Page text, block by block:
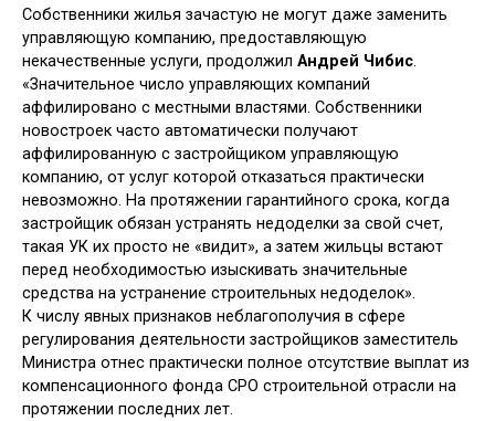
Собственники жилья зачастую не могут даже заменить
управляющую компанию, предоставляющую
некачественные услуги, продолжил Андрей Чибис.
«Значительное число управляющих компаний
аффилировано с местными властями. Собственники
новостроек часто автоматически получают
аффилированную с застройщиком управляющую
компанию, от услуг которой отказаться практически
невозможно. На протяжении гарантийного срока, когда
застройщик обязан устранять недоделки за свой счет,
такая УК их просто не «видит», а затем жильцы встают
перед необходимостью изыскивать значительные
средства на устранение строительных недоделок».
К числу явных признаков неблагополучия в сфере
регулирования деятельности застройщиков заместитель
Министра отнес практически полное отсутствие выплат из
компенсационного фонда СРО строительной отрасли на
протяжении последних лет.